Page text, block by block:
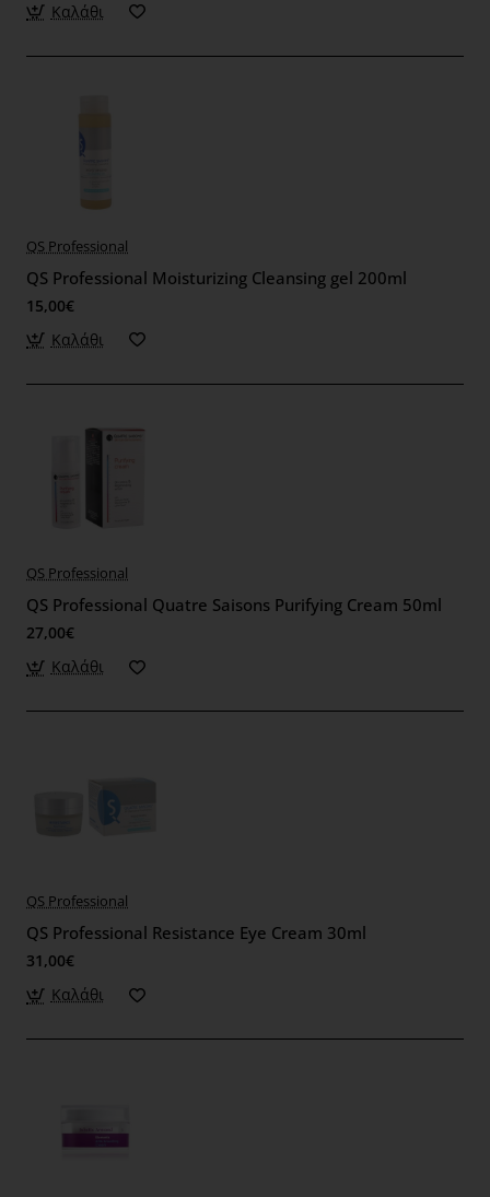
Καλάθι
QS Professional
QS Professional Moisturizing Cleansing gel 200ml
15,00€
Καλάθι
QS Professional
QS Professional Quatre Saisons Purifying Cream 50ml
27,00€
Καλάθι
QS Professional
QS Professional Resistance Eye Cream 30ml
31,00€
Καλάθι